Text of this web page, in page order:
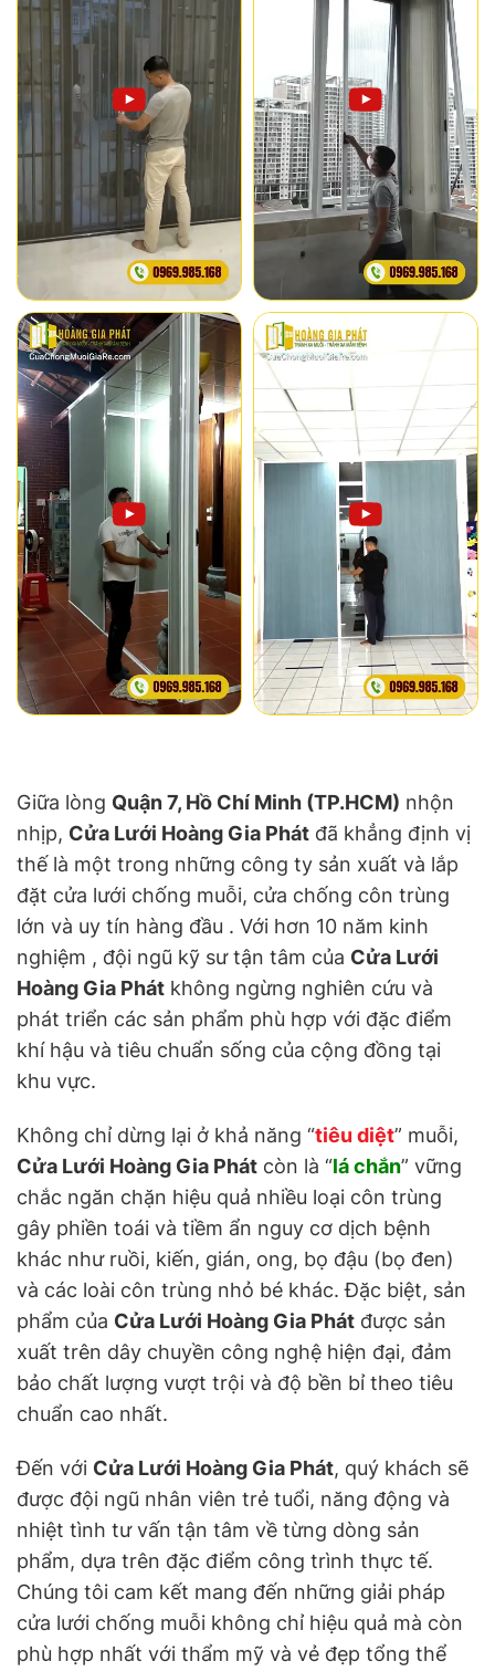
Giữa lòng Quận 7, Hồ Chí Minh (TP.HCM) nhộn
nhịp, Cửa Lưới Hoàng Gia Phát đã khẳng định vị
thế là một trong những công ty sản xuất và lắp
đặt cửa lưới chống muỗi, cửa chống côn trùng
lớn và uy tín hàng đầu . Với hơn 10 năm kinh
nghiệm , đội ngũ kỹ sư tận tâm của Cửa Lưới
Hoàng Gia Phát không ngừng nghiên cứu và
phát triển các sản phẩm phù hợp với đặc điểm
khí hậu và tiêu chuẩn sống của cộng đồng tại
khu vực.
Không chỉ dừng lại ở khả năng “tiêu diệt” muỗi,
Cửa Lưới Hoàng Gia Phát còn là “lá chắn” vững
chắc ngăn chặn hiệu quả nhiều loại côn trùng
gây phiền toái và tiềm ẩn nguy cơ dịch bệnh
khác như ruồi, kiến, gián, ong, bọ đậu (bọ đen)
và các loài côn trùng nhỏ bé khác. Đặc biệt, sản
phẩm của Cửa Lưới Hoàng Gia Phát được sản
xuất trên dây chuyền công nghệ hiện đại, đảm
bảo chất lượng vượt trội và độ bền bỉ theo tiêu
chuẩn cao nhất.
Đến với Cửa Lưới Hoàng Gia Phát, quý khách sẽ
được đội ngũ nhân viên trẻ tuổi, năng động và
nhiệt tình tư vấn tận tâm về từng dòng sản
phẩm, dựa trên đặc điểm công trình thực tế.
Chúng tôi cam kết mang đến những giải pháp
cửa lưới chống muỗi không chỉ hiệu quả mà còn
phù hợp nhất với thẩm mỹ và vẻ đẹp tổng thể